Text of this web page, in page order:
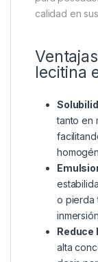
Mejora la
Lecithin
emulsionante
aceite, ideal
textura
año. Su alta
en
lo que la
para
calidad en
lecitina